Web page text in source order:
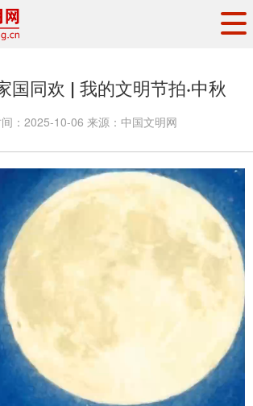
资讯联播
地方交流
文明实践
文明创建
文明影音 文明矩阵
国同欢 | 我的文明节拍·中秋
： 2025-10-06 来源： 中国文明网